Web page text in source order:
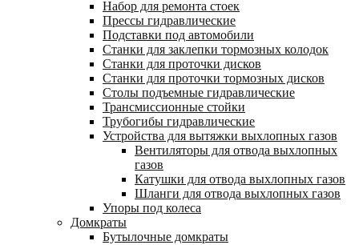
Набор для ремонта стоек
Прессы гидравлические
Подставки под автомобили
Станки для заклепки тормозных колодок
Станки для проточки дисков
Станки для проточки тормозных дисков
Столы подъемные гидравлические
Трансмиссионные стойки
Трубогибы гидравлические
Устройства для вытяжки выхлопных газов
Вентиляторы для отвода выхлопных
газов
Катушки для отвода выхлопных газов
Шланги для отвода выхлопных газов
Упоры под колеса
Домкраты
Бутылочные домкраты